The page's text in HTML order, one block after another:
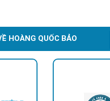
HOÀNG QUỐC BẢO